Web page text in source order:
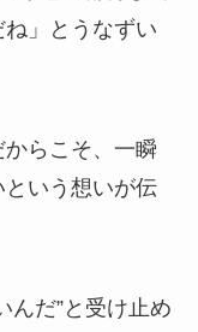
」とうなずい
らこそ、一瞬
いう想いが伝
んだ”と受け止め